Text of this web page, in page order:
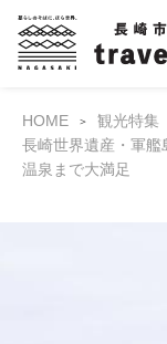
HOME
観光特集
長崎世界遺産・軍
温泉まで大満足